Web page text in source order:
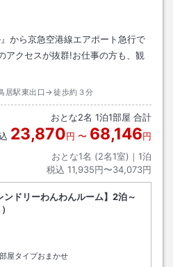
から京急空港線エアポート急行で
アクセスが抜群!お仕事の方も、観
居駅東出口→徒歩約３分
おとな2名 1泊1部屋 合計
23,870円 〜 68,146円
おとな1名 (2名1室)｜ 1泊
税込 11,935円〜34,073円
ンドリーわんわんルーム】2泊～
屋タイプおまかせ